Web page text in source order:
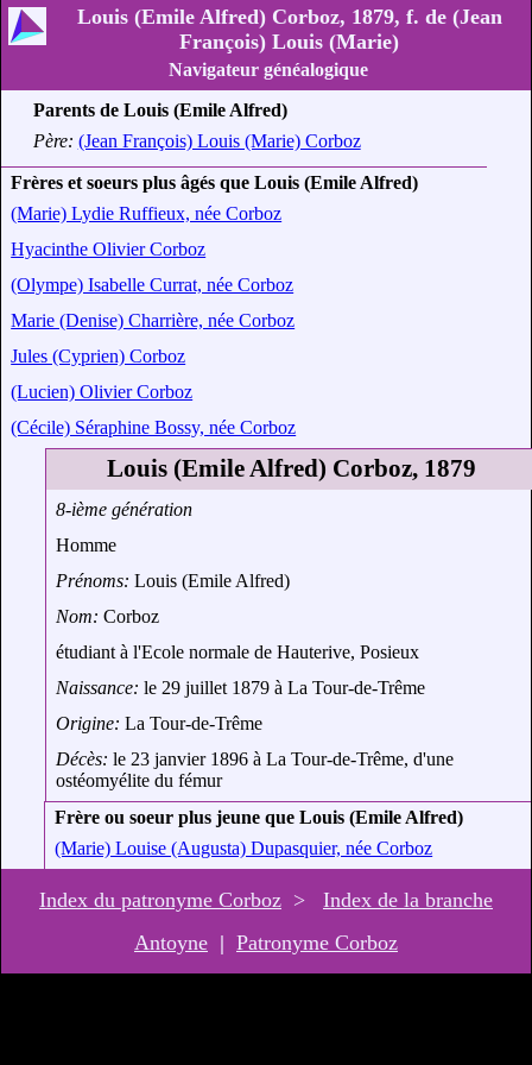
Louis (Emile Alfred) Corboz, 1879, f. de (Jean
François) Louis (Marie)
Navigateur généalogique
Parents de Louis (Emile Alfred)
Père: (Jean François) Louis (Marie) Corboz
Frères et soeurs plus âgés que Louis (Emile Alfred)
(Marie) Lydie Ruffieux, née Corboz
Hyacinthe Olivier Corboz
(Olympe) Isabelle Currat, née Corboz
Marie (Denise) Charrière, née Corboz
Jules (Cyprien) Corboz
(Lucien) Olivier Corboz
(Cécile) Séraphine Bossy, née Corboz
Louis (Emile Alfred) Corboz, 1879
8-ième génération
Homme
Prénoms:Louis (Emile Alfred)
Nom:Corboz
étudiant à l'Ecole normale de Hauterive, Posieux
Naissance:le 29 juillet 1879 à La Tour-de-Trême
Origine:La Tour-de-Trême
Décès:le 23 janvier 1896 à La Tour-de-Trême, d'une
ostéomyélite du fémur
Frère ou soeur plus jeune que Louis (Emile Alfred)
(Marie) Louise (Augusta) Dupasquier, née Corboz
Index du patronyme Corboz > Index de la branche
Antoyne | Patronyme Corboz